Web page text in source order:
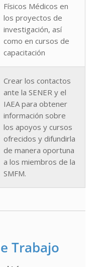
Físicos Médicos en
los proyectos de
investigación, así
como en cursos de
capacitación
Crear los contactos
ante la SENER y el
IAEA para obtener
información sobre
los apoyos y cursos
ofrecidos y difundirla
de manera oportuna
a los miembros de la
SMFM.
Trabajo